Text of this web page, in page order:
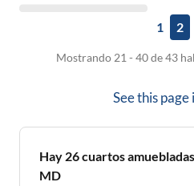
1 2
Mostrando 21 - 40 de 43
See this page
Hay 26cuartos
MD